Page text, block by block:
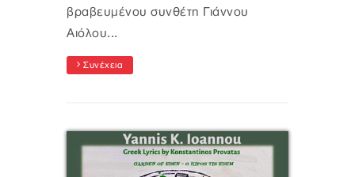
βραβευμένου συνθέτη Γιάννου
Αιόλου...
Συνέχεια